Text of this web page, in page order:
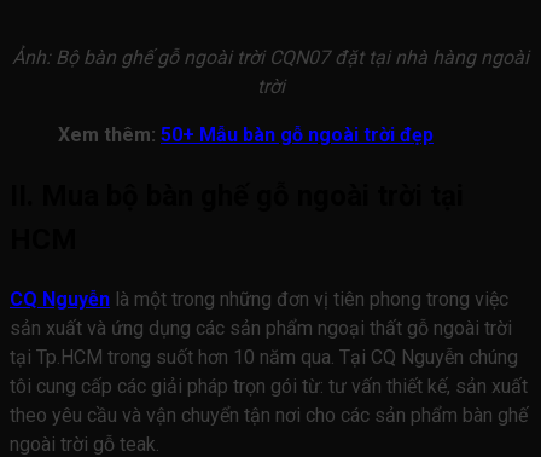
Ảnh: Bộ bàn ghế gỗ ngoài trời CQN07 đặt tại nhà hàng ngoài
trời
Xem thêm: 50+ Mẫu bàn gỗ ngoài trời đẹp
CQ Nguyễn là một trong những đơn vị tiên phong trong việc
sản xuất và ứng dụng các sản phẩm ngoại thất gỗ ngoài trời
tại Tp.HCM trong suốt hơn 10 năm qua. Tại CQ Nguyễn chúng
tôi cung cấp các giải pháp trọn gói từ: tư vấn thiết kế, sản xuất
theo yêu cầu và vận chuyển tận nơi cho các sản phẩm bàn ghế
ngoài trời gỗ teak.